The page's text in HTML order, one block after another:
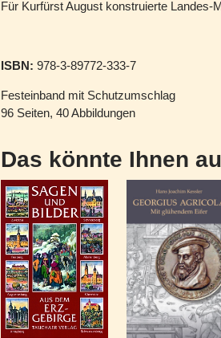
Für Kurfürst August konstruierte Landes-
ISBN: 978-3-89772-333-7
Festeinband mit Schutzumschlag
96 Seiten, 40 Abbildungen
Das könnte Ihnen